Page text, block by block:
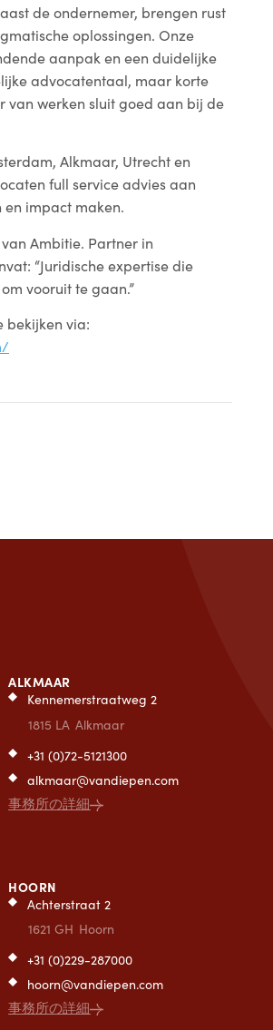
de ondernemer, brengen rust
oplossingen. Onze
aanpak en een duidelijke
advocatentaal, maar korte
van werken sluit goed aan bij de
Alkmaar, Utrecht en
full service advies aan
impact maken.
Ambitie. Partner in
“Juridische expertise die
vooruit te gaan.”
bekijken via:
ALKMAAR
Kennemerstraatweg 2
1815 LA Alkmaar
+31 (0)72-5121300
alkmaar@vandiepen.com
事務所の詳細
HOORN
Achterstraat 2
1621 GH Hoorn
+31 (0)229-287000
hoorn@vandiepen.com
事務所の詳細